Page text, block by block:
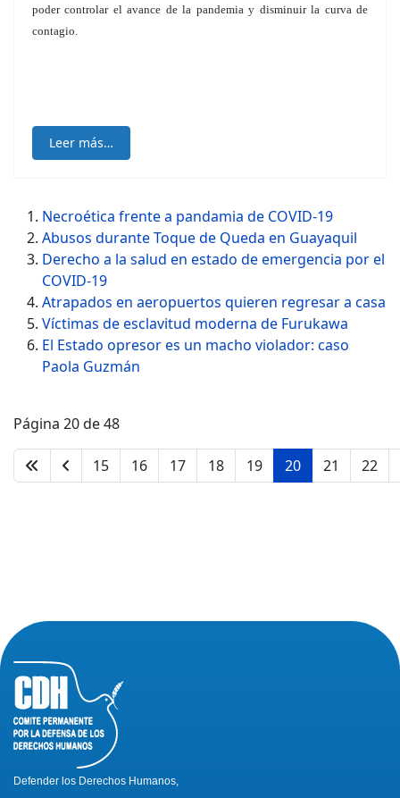
poder controlar el avance de la pandemia y disminuir la curva de
contagio.
Leer más…
Necroética frente a pandamia de COVID-19
Abusos durante Toque de Queda en Guayaquil
Derecho a la salud en estado de emergencia por el
COVID-19
Atrapados en aeropuertos quieren regresar a casa
Víctimas de esclavitud moderna de Furukawa
El Estado opresor es un macho violador: caso
Paola Guzmán
Página 20 de 48
15 16 17 18 19 20 21 22
Defender los Derechos Humanos,